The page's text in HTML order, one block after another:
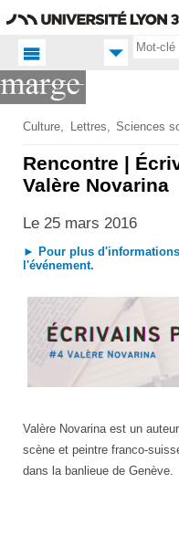
Accueil FR
Productions
scientifiques
Web-TV
Culture Lettres Sciences
Rencontre |
Valère Novarina
Le 25 mars 2016
► Pour plus
l'événement.
Valère Novarina est un
scène et peintre franco-
dans la banlieue de Genève.